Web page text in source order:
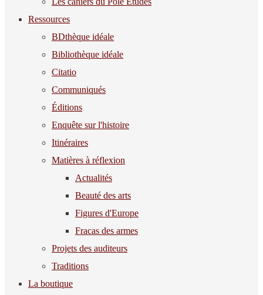
Ressources
BDthèque idéale
Bibliothèque idéale
Citatio
Communiqués
Éditions
Enquête sur l'histoire
Itinéraires
Matières à réflexion
Actualités
Beauté des arts
Figures d'Europe
Fracas des armes
Projets des auditeurs
Traditions
La boutique